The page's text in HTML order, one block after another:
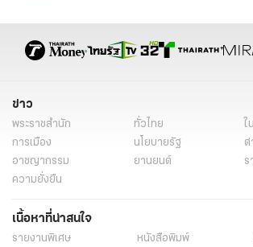
ข่าว
พระราชสำนัก ทั่วไทย
ใ
การเมือง
นโยบายรัฐ
ต่
อาชญากรรม
ยานยนต์
ร
ความยั่งยืน
เนื้อหาที่น่าสนใจ
รายงานพิเศษ หนังสือพิมพ์